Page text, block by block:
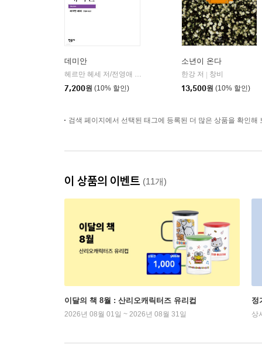
데미안
헤르만 헤세 저/전영애 역
7,200원 (10% 할인)
소년이 온다
한강 저
창비
13,500원 (10% 할인)
검색 페이지에서 선택된 태그에 등록된 더 많은 상품을 확인해
이 상품의 이벤트 (11개)
이달의 책 8월 : 산리오캐릭터즈 유리컵
2026년 08월 01일 ~ 2026년 08월 31일
정
상